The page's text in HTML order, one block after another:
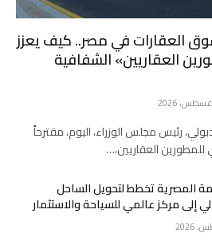
العقارات في مصر.. كيف يعزز
العقاريين» الشفافية
رئيس مجلس الوزراء، اليوم، مقترحاً
العقاريين،…
المصرية تخطط لتحويل الساحل
إلى مركز عالمي للسياحة والاستثمار